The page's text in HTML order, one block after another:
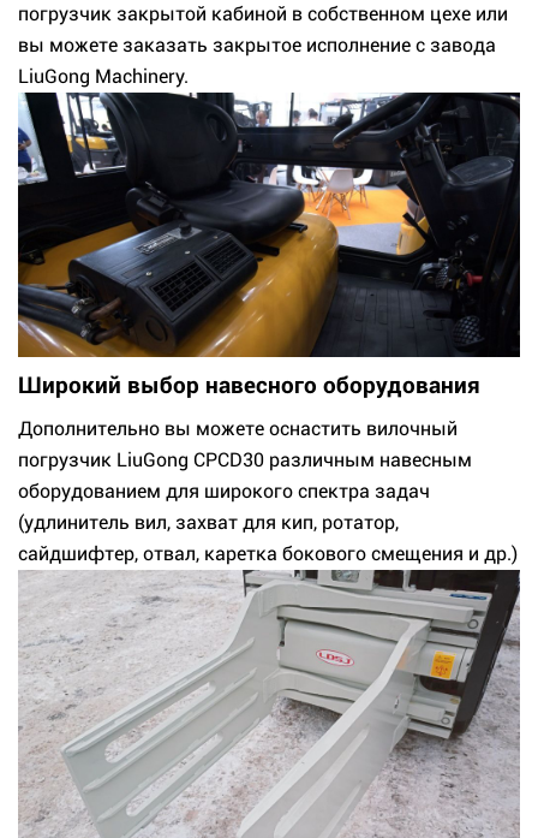
погрузчик закрытой кабиной в собственном цехе или
вы можете заказать закрытое исполнение с завода
LiuGong Machinery.
Широкий выбор навесного оборудования
Дополнительно вы можете оснастить вилочный
погрузчик LiuGong CPCD30 различным навесным
оборудованием для широкого спектра задач
(удлинитель вил, захват для кип, ротатор,
сайдшифтер, отвал, каретка бокового смещения и др.)